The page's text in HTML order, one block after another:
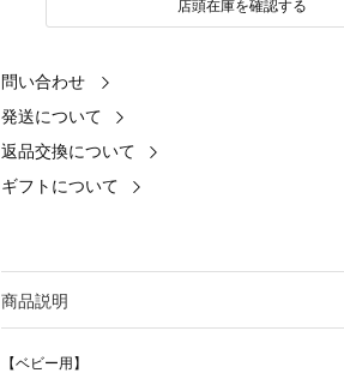
店頭在庫を確認する
問い合わせ
発送について
返品交換について
ギフトについて
商品説明
【ベビー用】